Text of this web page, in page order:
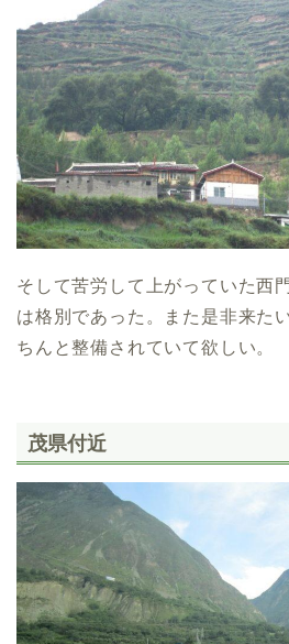
そして苦労して上がっていた西
は格別であった。また是非来た
ちんと整備されていて欲しい。
茂県付近